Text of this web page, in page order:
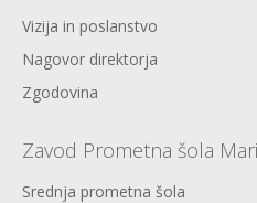
Vizija in poslanstvo
Nagovor direktorja
Zgodovina
Zavod Prometna šola
Srednja prometna šola